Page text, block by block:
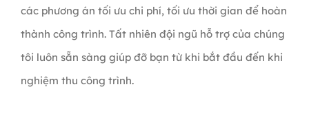
các phương án tối ưu chi phí, tối ưu thời gian để hoàn
thành công trình. Tất nhiên đội ngũ hỗ trợ của chúng
tôi luôn sẵn sàng giúp đỡ bạn từ khi bắt đầu đến khi
nghiệm thu công trình.